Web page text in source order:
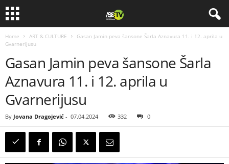
Home ART & CULTURE
Gasan Jamin peva šansone Šarla Aznavura 11. i 12. aprila u
Gvarnerijusu
Gasan Jamin peva šansone Šarla
Aznavura 11. i 12. aprila u
Gvarnerijusu
By Jovana Dragojević - 07.04.2024 332 0